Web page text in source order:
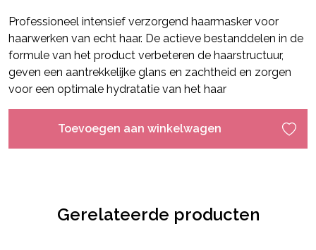
Professioneel intensief verzorgend haarmasker voor
haarwerken van echt haar. De actieve bestanddelen in de
formule van het product verbeteren de haarstructuur,
geven een aantrekkelijke glans en zachtheid en zorgen
voor een optimale hydratatie van het haar
Toevoegen aan winkelwagen
Gerelateerde producten